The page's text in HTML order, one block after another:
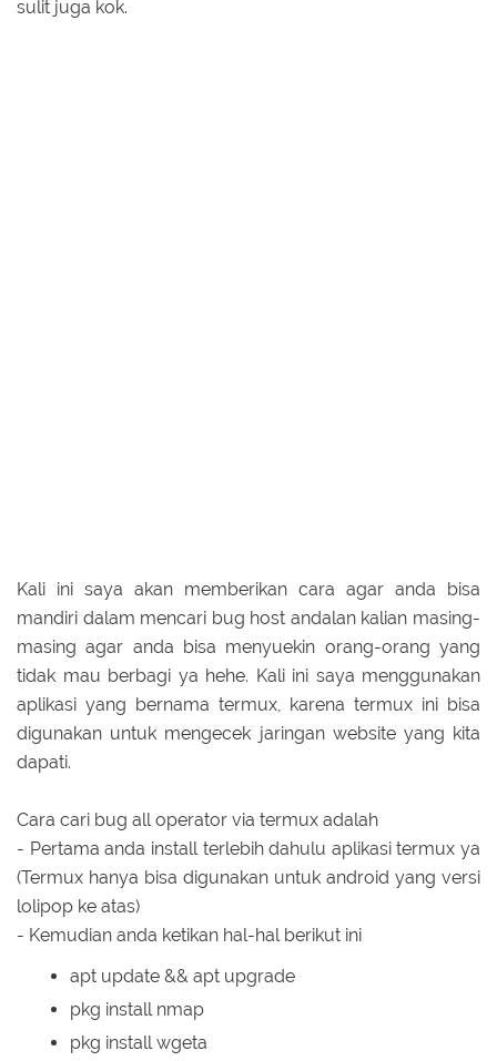
sulit juga kok.
Kali ini saya akan memberikan cara agar anda bisa
mandiri dalam mencari bug host andalan kalian masing-
masing agar anda bisa menyuekin orang-orang yang
tidak mau berbagi ya hehe. Kali ini saya menggunakan
aplikasi yang bernama termux, karena termux ini bisa
digunakan untuk mengecek jaringan website yang kita
dapati.
Cara cari bug all operator via termux adalah
- Pertama anda install terlebih dahulu aplikasi termux ya
(Termux hanya bisa digunakan untuk android yang versi
lolipop ke atas)
- Kemudian anda ketikan hal-hal berikut ini
apt update && apt upgrade
pkg install nmap
pkg install wgeta